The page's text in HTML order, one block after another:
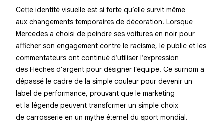
Cette identité visuelle est si forte qu’elle survit même
aux changements temporaires de décoration. Lorsque
Mercedes a choisi de peindre ses voitures en noir pour
afficher son engagement contre le racisme, le public et les
commentateurs ont continué d’utiliser l’expression
des Flèches d’argent pour désigner l’équipe. Ce surnom a
dépassé le cadre de la simple couleur pour devenir un
label de performance, prouvant que le marketing
et la légende peuvent transformer un simple choix
de carrosserie en un mythe éternel du sport mondial.